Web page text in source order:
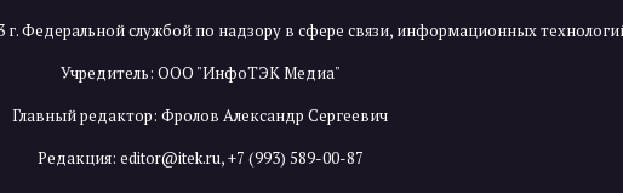
Федеральной службой по надзору в сфере связи, информационных
Учредитель: ООО "ИнфоТЭК Медиа"
Главный редактор: Фролов Александр Сергеевич
Редакция: editor@itek.ru,+7 (993) 589-00-87